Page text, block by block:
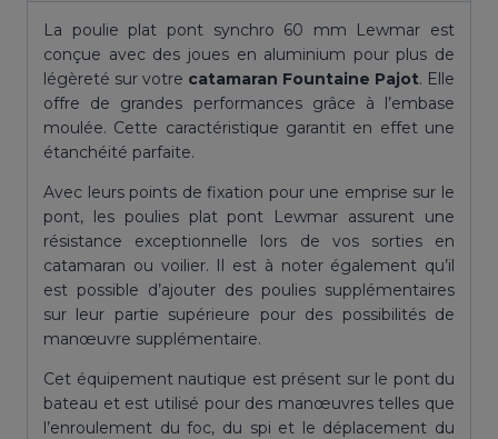
Lewmar
La poulie plat pont synchro 60 mm Lewmar est
conçue avec des joues en aluminium pour plus de
légèreté sur votre catamaran Fountaine Pajot. Elle
offre de grandes performances grâce à l’embase
moulée. Cette caractéristique garantit en effet une
étanchéité parfaite.
Avec leurs points de fixation pour une emprise sur le
pont, les poulies plat pont Lewmar assurent une
résistance exceptionnelle lors de vos sorties en
catamaran ou voilier. Il est à noter également qu’il
est possible d’ajouter des poulies supplémentaires
sur leur partie supérieure pour des possibilités de
manœuvre supplémentaire.
Cet équipement nautique est présent sur le pont du
bateau et est utilisé pour des manœuvres telles que
l’enroulement du foc, du spi et le déplacement du